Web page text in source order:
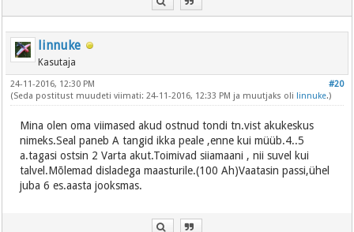
linnuke
Kasutaja
#20
24-11-2016, 12:30 PM
(Seda postitust muudeti viimati: 24-11-2016, 12:33 PM ja muutjaks oli linnuke.)
Mina olen oma viimased akud ostnud tondi tn.vist akukeskus
nimeks.Seal paneb A tangid ikka peale ,enne kui müüb.4..5
a.tagasi ostsin 2 Varta akut.Toimivad siiamaani , nii suvel kui
talvel.Mõlemad disladega maasturile.(100 Ah)Vaatasin passi,ühel
juba 6 es.aasta jooksmas.